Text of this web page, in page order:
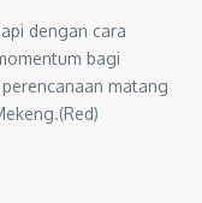
dengan cara
bagi
matang